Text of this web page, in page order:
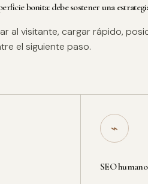
bonita: debe sostener una
al visitante, cargar rápido,
el siguiente paso.
⌁
SEO humano